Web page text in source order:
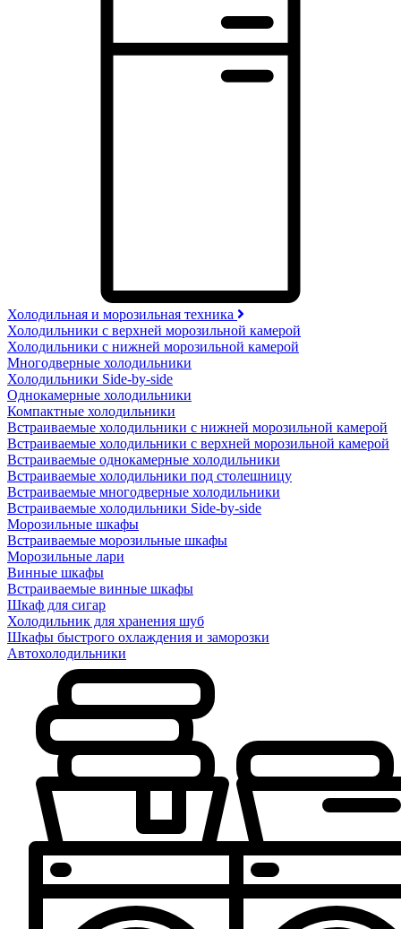
Холодильная и морозильная техника
Холодильники с верхней морозильной камерой
Холодильники с нижней морозильной камерой
Многодверные холодильники
Холодильники Side-by-side
Однокамерные холодильники
Компактные холодильники
Встраиваемые холодильники с нижней морозильной камерой
Встраиваемые холодильники с верхней морозильной камерой
Встраиваемые однокамерные холодильники
Встраиваемые холодильники под столешницу
Встраиваемые многодверные холодильники
Встраиваемые холодильники Side-by-side
Морозильные шкафы
Встраиваемые морозильные шкафы
Морозильные лари
Винные шкафы
Встраиваемые винные шкафы
Шкаф для сигар
Холодильник для хранения шуб
Шкафы быстрого охлаждения и заморозки
Автохолодильники